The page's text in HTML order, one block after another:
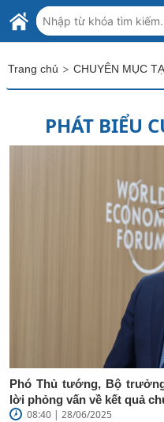
Skip to Main Content
BỘ NGOẠI GIAO VIỆT
MINISTRY OF FOREIGN
Trang chủ > CHUYÊN MỤC
PHÁT BIỂU
Phó Thủ tướng, Bộ
lời phỏng vấn về kết quả
08:40 | 28/06/2025